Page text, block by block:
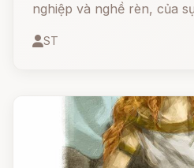
nghiệp và nghề rèn, của sự phì nhiêu, gạo, trà
rãi trên đất nước Mặt Trời
ST